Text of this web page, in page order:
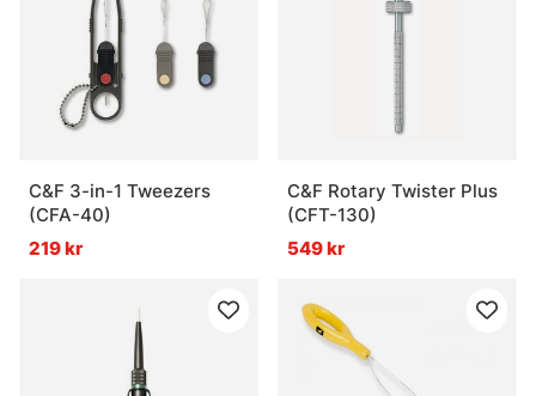
C&F 3-in-1 Tweezers
(CFA-40)
219 kr
C&F Rotary Twister Plus
(CFT-130)
549 kr